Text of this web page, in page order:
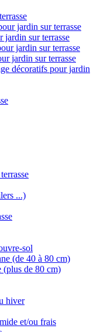
jardin sur terrasse
jardin sur terrasse
jardin sur terrasse
jardin sur terrasse
décoratifs pour jardin
...)
sol
(de 40 à 80 cm)
(plus de 80 cm)
hiver
et/ou frais